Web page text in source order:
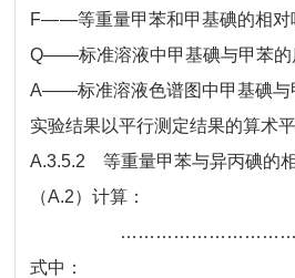
F——等重量甲苯和甲基碘的相对
Q——标准溶液中甲基碘与甲苯的
A——标准溶液色谱图中甲基碘与
实验结果以平行测定结果的算术平
A.3.5.2 等重量甲苯与异丙碘的
（A.2）计算：
……………………………
式中：